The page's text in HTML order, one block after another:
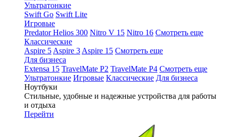
Ультратонкие
Swift Go Swift Lite
Игровые
Predator Helios 300 Nitro V 15 Nitro 16 Смотреть еще
Классические
Aspire 5 Aspire 3 Aspire 15 Смотреть еще
Для бизнеса
Extensa 15 TravelMate P2 TravelMate P4 Смотреть еще
Ультратонкие Игровые Классические Для бизнеса
Ноутбуки
Стильные, удобные и надежные устройства для работы
и отдыха
Перейти